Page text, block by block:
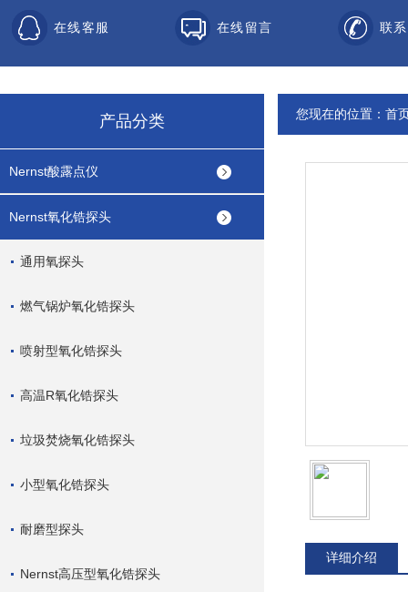
在线客服 在线留言 联
产品分类
Nernst酸露点仪
Nernst氧化锆探头
通用氧探头
燃气锅炉氧化锆探头
喷射型氧化锆探头
高温R氧化锆探头
垃圾焚烧氧化锆探头
小型氧化锆探头
耐磨型探头
Nernst高压型氧化锆探头
您现在的位置： 首
详细介绍